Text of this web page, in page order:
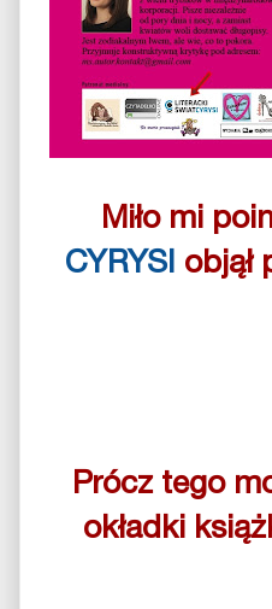
Miło mi
CYRYSI
Prócz tego
okładki